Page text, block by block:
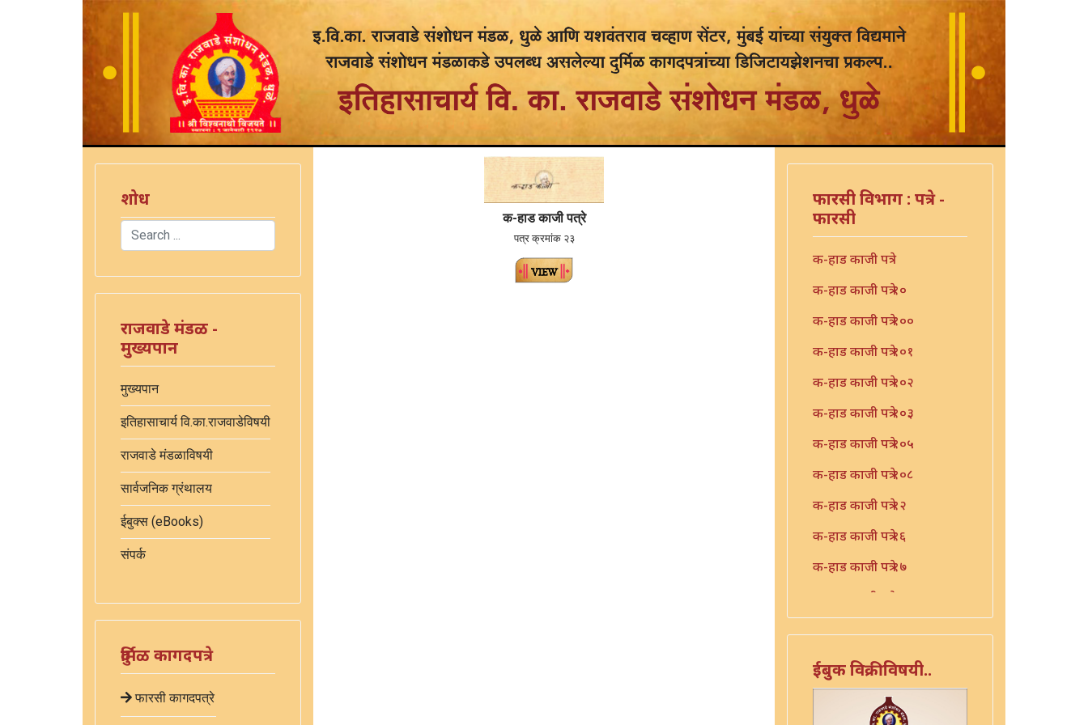
शोध
Search
राजवाडे मंडळ -
मुख्यपान
मुख्यपान
इतिहासाचार्य वि.का.राजवाडेविषयी
राजवाडे मंडळाविषयी
सार्वजनिक ग्रंथालय
ईबुक्स (eBooks)
संपर्क
दुर्मिळ कागदपत्रे
फारसी कागदपत्रे
क-हाड काजी पत्रे
पत्र क्रमांक २३
फारसी विभाग : पत्रे -
फारसी
क-हाड काजी पत्रे
क-हाड काजी पत्रे १०
क-हाड काजी पत्रे १००
क-हाड काजी पत्रे १०१
क-हाड काजी पत्रे १०२
क-हाड काजी पत्रे १०३
क-हाड काजी पत्रे १०५
क-हाड काजी पत्रे १०८
क-हाड काजी पत्रे १२
क-हाड काजी पत्रे १६
क-हाड काजी पत्रे १७
क-हाड काजी पत्रे १९
क-हाड काजी पत्रे २२
क-हाड काजी पत्रे २४
क-हाड काजी पत्रे २५
ईबुक विक्रीविषयी..